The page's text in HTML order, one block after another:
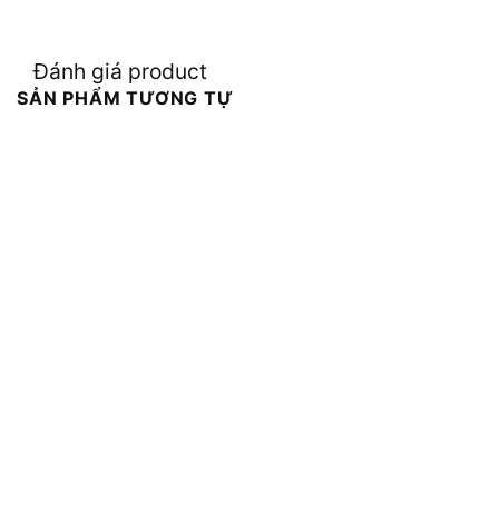
Đánh giá product
SẢN PHẨM TƯƠNG TỰ